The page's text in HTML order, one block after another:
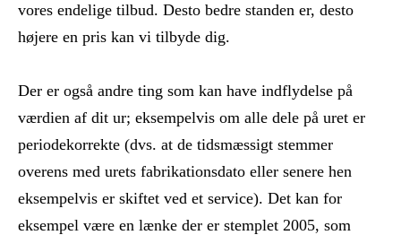
vores endelige tilbud. Desto bedre standen er, desto
højere en pris kan vi tilbyde dig.
Der er også andre ting som kan have indflydelse på
værdien af dit ur; eksempelvis om alle dele på uret er
periodekorrekte (dvs. at de tidsmæssigt stemmer
overens med urets fabrikationsdato eller senere hen
eksempelvis er skiftet ved et service). Det kan for
eksempel være en lænke der er stemplet 2005, som